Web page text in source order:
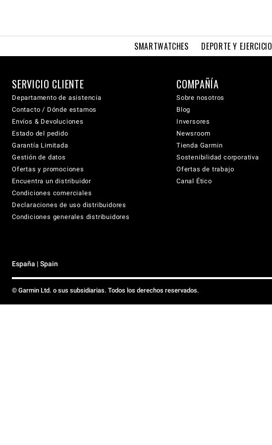
SMARTWATCHES DEPORTE Y EJERCICIO
SERVICIO CLIENTE
Departamento de asistencia
Contacto / Dónde estamos
Envíos & Devoluciones
Estado del pedido
Garantía Limitada
Gestión de datos
Ofertas y promociones
Encuentra un distribuidor
Condiciones comerciales
Declaraciones de uso distribuidores
Condiciones generales distribuidores
COMPAÑÍA
Sobre nosotros
Blog
Inversores
Newsroom
Tienda Garmin
Sostenibilidad corporativa
Ofertas de trabajo
Canal Ético
España | Spain
© Garmin Ltd. o sus subsidiarias. Todos los derechos reservados.